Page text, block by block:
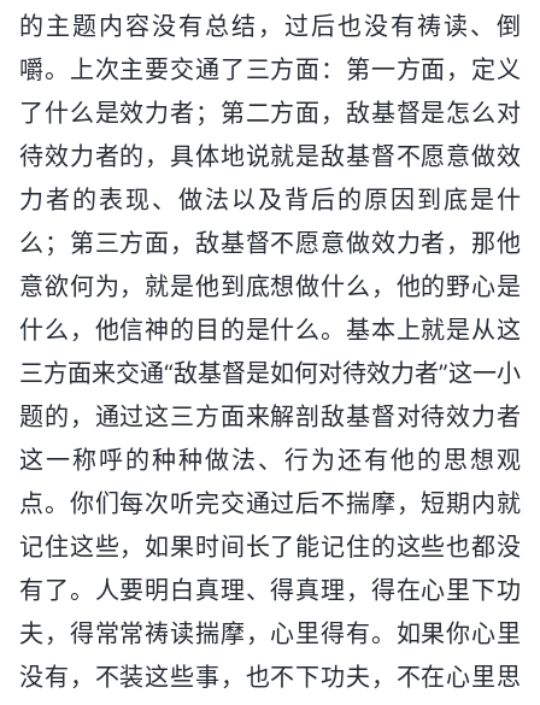
的主题内容没有总结，过后也没有祷读、倒
嚼。上次主要交通了三方面：第一方面，定义
了什么是效力者；第二方面，敌基督是怎么对
待效力者的，具体地说就是敌基督不愿意做效
力者的表现、做法以及背后的原因到底是什
么；第三方面，敌基督不愿意做效力者，那他
意欲何为，就是他到底想做什么，他的野心是
什么，他信神的目的是什么。基本上就是从这
三方面来交通“敌基督是如何对待效力者”这一小
题的，通过这三方面来解剖敌基督对待效力者
这一称呼的种种做法、行为还有他的思想观
点。你们每次听完交通过后不揣摩，短期内就
记住这些，如果时间长了能记住的这些也都没
有了。人要明白真理、得真理，得在心里下功
夫，得常常祷读揣摩，心里得有。如果你心里
没有，不装这些事，也不下功夫，不在心里思